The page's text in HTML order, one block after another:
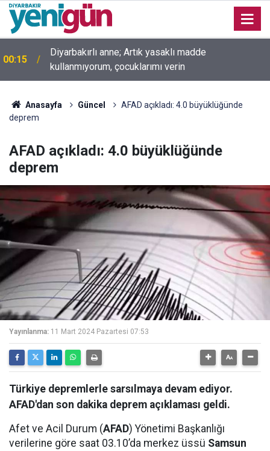
Diyarbakırlı anne; Artık yasaklı madde
kullanmıyorum, çocuklarımı verin
00:05 Mesut Çokur yazdı; Gelecek Yolda mı Kaldı?
Anasayfa Güncel
AFAD açıkladı: 4.0 büyüklüğünde
deprem
AFAD açıkladı: 4.0 büyüklüğünde
deprem
Yayınlanma: 11 Mart 2024 Pazartesi 07:53
Türkiye depremlerle sarsılmaya devam ediyor.
AFAD'dan son dakika deprem açıklaması geldi.
Afet ve Acil Durum (AFAD) Yönetimi Başkanlığı
verilerine göre saat 03.10’da merkez üssü Samsun